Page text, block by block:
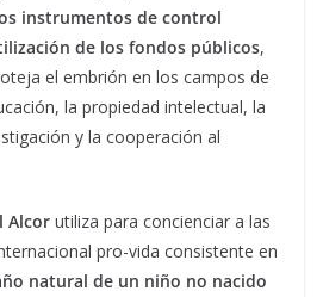
instrumentos de control
de los fondos públicos,
el embrión en los campos de
la propiedad intelectual, la
y la cooperación al
Alcor utiliza para concienciar a las
pro-vida consistente en
natural de un niño no nacido